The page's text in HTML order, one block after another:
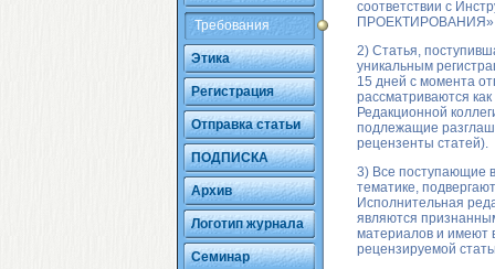
Требования
Этика
Регистрация
Отправка статьи
ПОДПИСКА
Архив
Логотип журнала
Семинар
соответствии с
ПРОЕКТИРОВАНИЯ»
2) Статья,
уникальным
15 дней с момента
рассматриваются
Редакционной
подлежащие
рецензенты статей).
3) Все поступающие
тематике,
Исполнительная
являются
материалов и имеют
рецензируемой